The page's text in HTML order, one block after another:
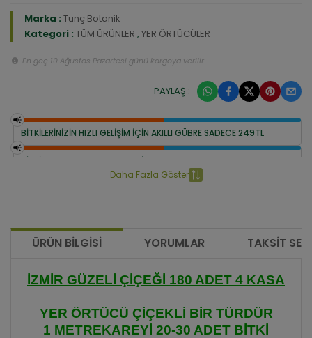
Marka : Tunç Botanik
Kategori : TÜM ÜRÜNLER , YER ÖRTÜCÜLER
En geç 10 Ağustos Pazartesi günü kargoya verilir.
PAYLAŞ :
BİTKİLERİNİZİN HIZLI GELİŞİM İÇİN AKILLI GÜBRE SADECE 249TL
BİTKİ COŞTURAN BESLEME SETİ 399 TL
Daha Fazla Göster
ÜRÜN BILGISI YORUMLAR TAKSIT
İZMİR GÜZELİ ÇİÇEĞİ 180 ADET 4 KASA
YER ÖRTÜCÜ ÇİÇEKLİ BİR TÜRDÜR
1 METREKAREYİ 20-30 ADET BİTKİ